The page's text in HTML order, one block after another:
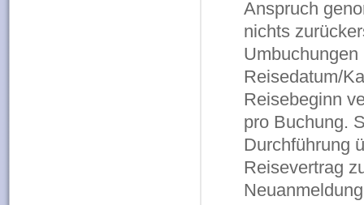
Anspruch
nichts
Reisedatum/
Reisebeginn
pro Buchung.
Durchführung
Reisevertrag